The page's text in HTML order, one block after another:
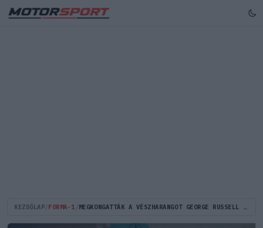
KEZDŐLAP FORMA-1 MEGKONGATTÁK A VÉSZHARANGOT GEORGE RUSSELL MIATT A MERCEDESNÉL